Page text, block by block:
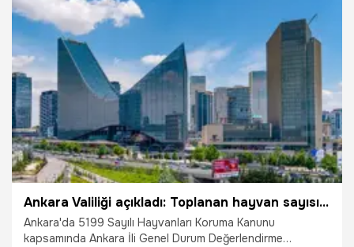
17.07.2026 Ankara
Ankara Valiliği açıkladı: Toplanan hayvan sayısı bakımından Ankara Türkiye genelinde birinci sırada
Ankara'da 5199 Sayılı Hayvanları Koruma Kanunu
kapsamında Ankara İli Genel Durum Değerlendirme